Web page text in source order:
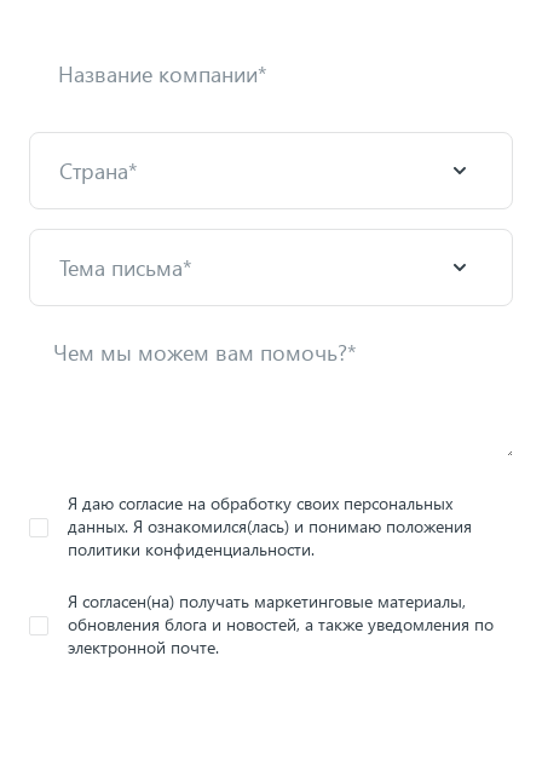
Я даю согласие на обработку своих персональных
данных. Я ознакомился(лась) и понимаю положения
политики конфиденциальности.
Я согласен(на) получать маркетинговые материалы,
обновления блога и новостей, а также уведомления по
электронной почте.